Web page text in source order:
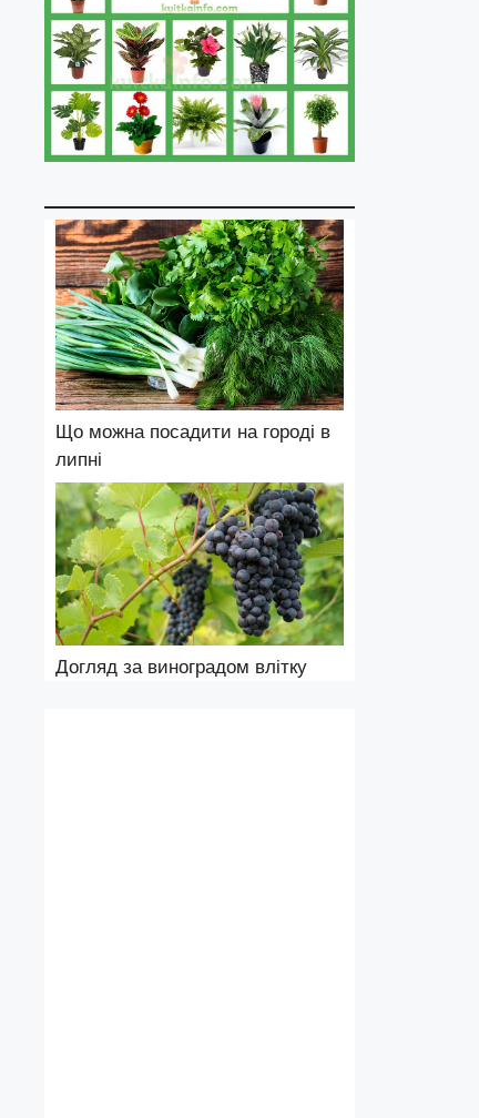
Що можна посадити на городі в
липні
Догляд за виноградом влітку